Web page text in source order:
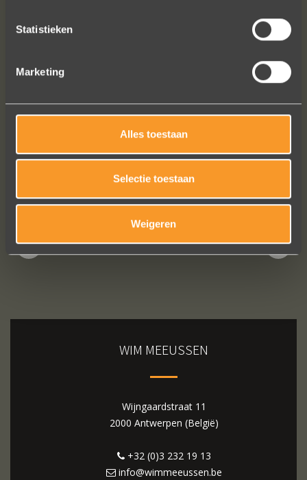
Statistieken
Marketing
Alles toestaan
Selectie toestaan
Weigeren
Bekijk al onze reviews
WIM MEEUSSEN
Wijngaardstraat 11
2000 Antwerpen (België)
+32 (0)3 232 19 13
info@wimmeeussen.be